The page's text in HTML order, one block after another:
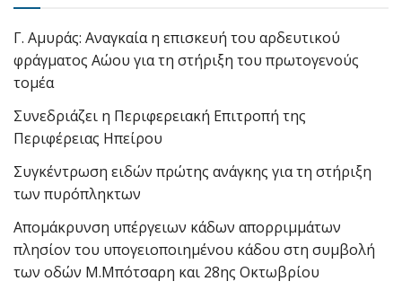
Γ. Αμυράς: Αναγκαία η επισκευή του αρδευτικού
φράγματος Αώου για τη στήριξη του πρωτογενούς
τομέα
Συνεδριάζει η Περιφερειακή Επιτροπή της
Περιφέρειας Ηπείρου
Συγκέντρωση ειδών πρώτης ανάγκης για τη στήριξη
των πυρόπληκτων
Απομάκρυνση υπέργειων κάδων απορριμμάτων
πλησίον του υπογειοποιημένου κάδου στη συμβολή
των οδών Μ.Μπότσαρη και 28ης Οκτωβρίου